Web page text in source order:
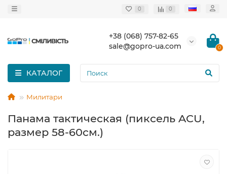
0 0
+38 (068) 757-82-65
sale@gopro-ua.com
0
КАТАЛОГ
Милитари
Панама тактическая (пиксель ACU,
размер 58-60см.)